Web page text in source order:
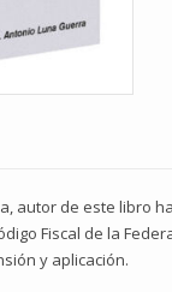
autor de este libro
Fiscal de la
y aplicación.